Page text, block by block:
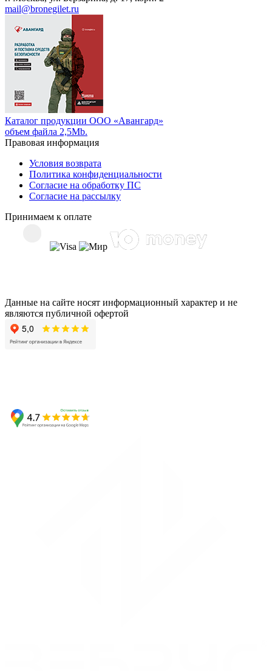
mail@bronegilet.ru
Каталог продукции ООО «Авангард»
объем файла 2,5Mb.
Правовая информация
Условия возврата
Политика конфиденциальности
Согласие на обработку ПС
Согласие на рассылку
Принимаем к оплате
Данные на сайте носят информационный характер и не
являются публичной офертой